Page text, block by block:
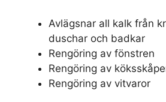
Avlägsnar all kalk från
duschar och badkar
Rengöring av fönstren
Rengöring av
Rengöring av vitvaror